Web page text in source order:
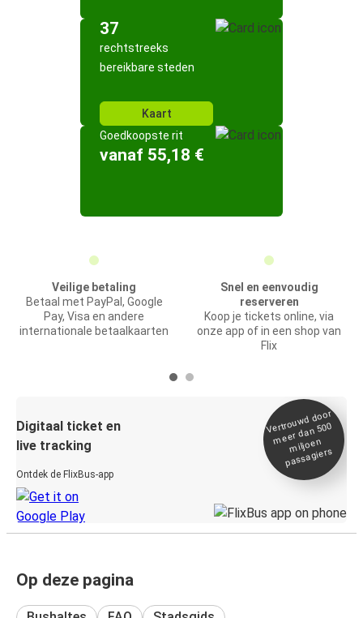
37
rechtstreeks
bereikbare steden
Kaart
Goedkoopste rit
vanaf 55,18 €
Veilige betaling
Betaal met PayPal, Google
Pay, Visa en andere
internationale betaalkaarten
Snel en eenvoudig
reserveren
Koop je tickets online, via
onze app of in een shop van
Flix
Digitaal ticket en
live tracking
Ontdek de FlixBus-app
Vertrou
wd door
meer dan 500
miljoen
passagiers
Op deze pagina